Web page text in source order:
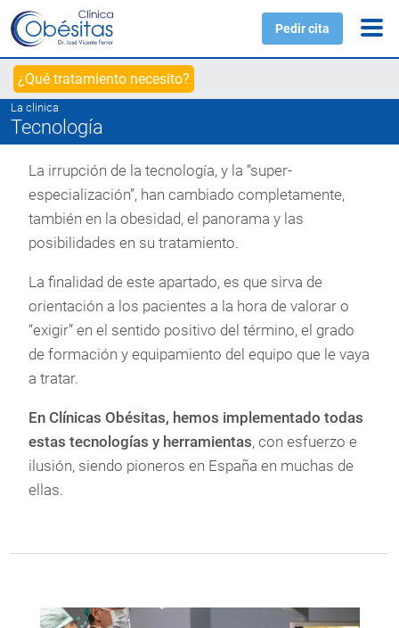
Pedir cita
¿Qué tratamiento necesito?
La clinica
Tecnología
La irrupción de la tecnología, y la “super-
especialización”, han cambiado completamente,
también en la obesidad, el panorama y las
posibilidades en su tratamiento.
La finalidad de este apartado, es que sirva de
orientación a los pacientes a la hora de valorar o
“exigir” en el sentido positivo del término, el grado
de formación y equipamiento del equipo que le vaya
a tratar.
En Clínicas Obésitas, hemos implementado todas
estas tecnologías y herramientas, con esfuerzo e
ilusión, siendo pioneros en España en muchas de
ellas.